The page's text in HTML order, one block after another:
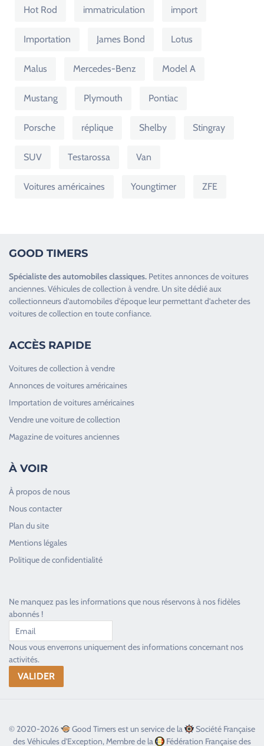
Hot Rod immatriculation import
Importation James Bond Lotus
Malus Mercedes-Benz Model A
Mustang Plymouth Pontiac
Porsche réplique Shelby Stingray
SUV Testarossa Van
Voitures américaines Youngtimer ZFE
GOOD TIMERS
Spécialiste desautomobiles classiques. Petites annonces devoitures
anciennes.Véhicules de collection à vendre. Un site dédié aux
collectionneurs d’automobiles d’époque leur permettant d’acheter des
voitures de collection en toute confiance.
ACCÈS RAPIDE
Voitures de collection à vendre
Annonces de voitures américaines
Importation de voitures américaines
Vendre une voiture de collection
Magazine de voitures anciennes
À VOIR
À propos de nous
Nous contacter
Plan du site
Mentions légales
Politique de confidentialité
Ne manquez pas les informations que nous réservons à nos fidèles
abonnés !
Nous vous enverrons uniquement des informations concernant nos
activités.
© 2020-2026 Good Timers est un service de la
Société Française
des Véhicules d'Exception, Membre de la
Fédération Française des
Toujours heureux d'aider les passionnés